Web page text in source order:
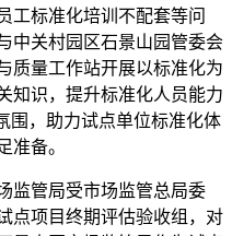
工标准化培训不配套等问
中关村园区石景山园管委会
质量工作站开展以标准化为
知识，提升标准化人员能力
围，助力试点单位标准化体
准备。
监管局受市场监管总局委
点项目终期评估验收组，对